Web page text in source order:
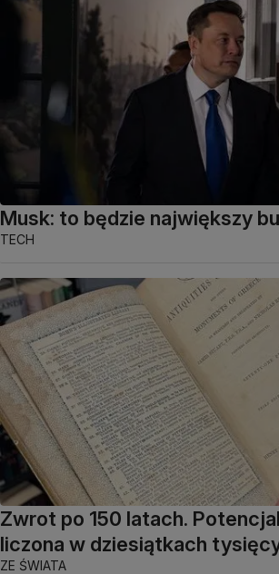
Musk: to będzie największy
TECH
Zwrot po 150 latach.
liczona w dziesiątkach
ZE ŚWIATA